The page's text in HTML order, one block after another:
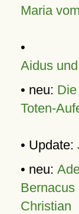
Maria
•
Aidus
• neu:
Toten-
• Update:
• neu:
Bernacus
Christian